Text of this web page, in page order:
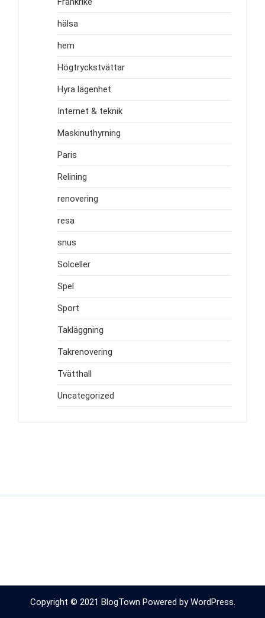
hälsa
hem
Högtryckstvättar
Hyra lägenhet
Internet & teknik
Maskinuthyrning
Paris
Relining
renovering
resa
snus
Solceller
Spel
Sport
Takläggning
Takrenovering
Tvätthall
Uncategorized
Copyright © 2021 BlogTown Powered by WordPress.